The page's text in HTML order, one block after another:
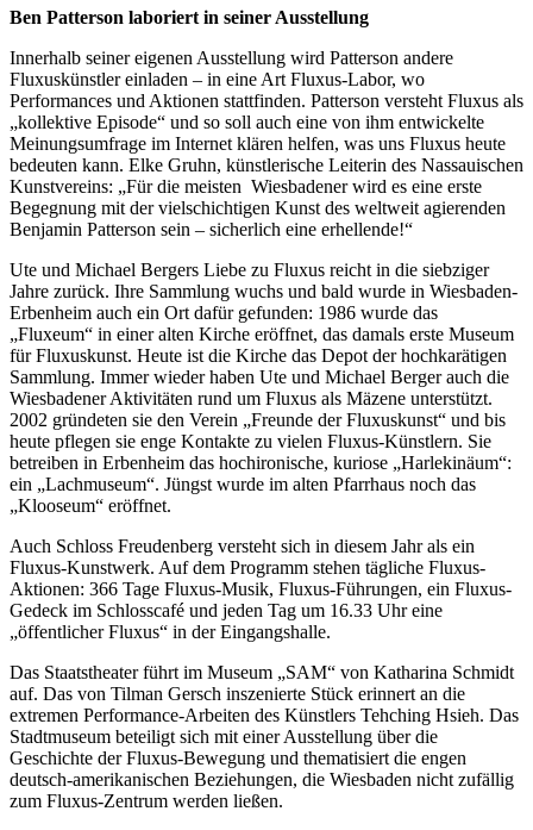
Ben Patterson laboriert in seiner Ausstellung
Innerhalb seiner eigenen Ausstellung wird Patterson andere
Fluxuskünstler einladen – in eine Art Fluxus-Labor, wo
Performances und Aktionen stattfinden. Patterson versteht Fluxus als
„kollektive Episode“ und so soll auch eine von ihm entwickelte
Meinungsumfrage im Internet klären helfen, was uns Fluxus heute
bedeuten kann. Elke Gruhn, künstlerische Leiterin des Nassauischen
Kunstvereins: „Für die meisten Wiesbadener wird es eine erste
Begegnung mit der vielschichtigen Kunst des weltweit agierenden
Benjamin Patterson sein – sicherlich eine erhellende!“
Ute und Michael Bergers Liebe zu Fluxus reicht in die siebziger
Jahre zurück. Ihre Sammlung wuchs und bald wurde in Wiesbaden-
Erbenheim auch ein Ort dafür gefunden: 1986 wurde das
„Fluxeum“ in einer alten Kirche eröffnet, das damals erste Museum
für Fluxuskunst. Heute ist die Kirche das Depot der hochkarätigen
Sammlung. Immer wieder haben Ute und Michael Berger auch die
Wiesbadener Aktivitäten rund um Fluxus als Mäzene unterstützt.
2002 gründeten sie den Verein „Freunde der Fluxuskunst“ und bis
heute pflegen sie enge Kontakte zu vielen Fluxus-Künstlern. Sie
betreiben in Erbenheim das hochironische, kuriose „Harlekinäum“:
ein „Lachmuseum“. Jüngst wurde im alten Pfarrhaus noch das
„Klooseum“ eröffnet.
Auch Schloss Freudenberg versteht sich in diesem Jahr als ein
Fluxus-Kunstwerk. Auf dem Programm stehen tägliche Fluxus-
Aktionen: 366 Tage Fluxus-Musik, Fluxus-Führungen, ein Fluxus-
Gedeck im Schlosscafé und jeden Tag um 16.33 Uhr eine
„öffentlicher Fluxus“ in der Eingangshalle.
Das Staatstheater führt im Museum „SAM“ von Katharina Schmidt
auf. Das von Tilman Gersch inszenierte Stück erinnert an die
extremen Performance-Arbeiten des Künstlers Tehching Hsieh. Das
Stadtmuseum beteiligt sich mit einer Ausstellung über die
Geschichte der Fluxus-Bewegung und thematisiert die engen
deutsch-amerikanischen Beziehungen, die Wiesbaden nicht zufällig
zum Fluxus-Zentrum werden ließen.